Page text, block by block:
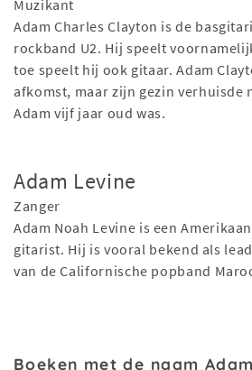
Muzikant
Adam Charles Clayton is de
rockband U2. Hij speelt
toe speelt hij ook gitaar. Adam
afkomst, maar zijn gezin verhuisde
Adam vijf jaar oud was.
Adam Levine
Zanger
Adam Noah Levine is een
gitarist. Hij is vooral bekend als
van de Californische popband
Boeken met de naam Adam